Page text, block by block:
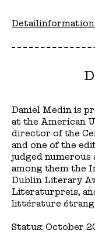
Daniel Medin is
at the American
director of the
and one of the
judged
among them the
Dublin Literary
Literaturpreis,
littérature
Status: October